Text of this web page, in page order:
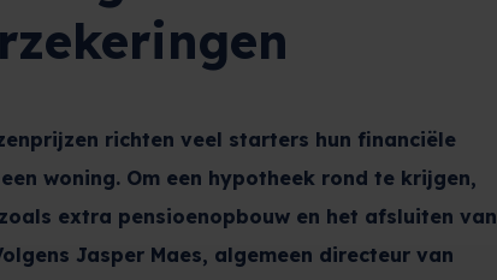
richten veel starters hun financiële
woning. Om een hypotheek rond te krijgen,
extra pensioenopbouw en het afsluiten van
Jasper Maes, algemeen directeur van